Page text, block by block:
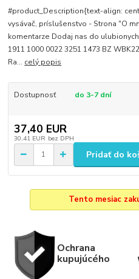
#product_Description{text-align:
vysávač, príslušenstvo - Strona "O
komentarze Dodaj nas do
1911 1000 0022 3251 1473 BZ
Ra... celý popis
Dostupnosť do 3-7 dní
37,40 EUR
30,41 EUR bez DPH
Pridať do
Tento mesiac
Ochrana
kupujúcého